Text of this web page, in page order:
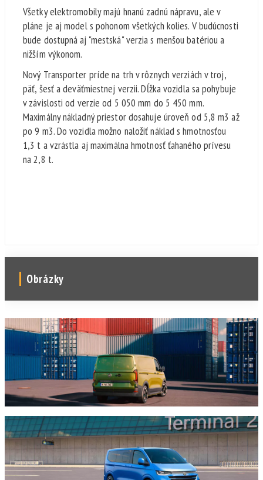
Všetky elektromobily majú hnanú zadnú nápravu, ale v
pláne je aj model s pohonom všetkých kolies. V budúcnosti
bude dostupná aj "mestská" verzia s menšou batériou a
nižším výkonom.
Nový Transporter príde na trh v rôznych verziách v troj,
päť, šesť a deväťmiestnej verzii. Dĺžka vozidla sa pohybuje
v závislosti od verzie od 5 050 mm do 5 450 mm.
Maximálny nákladný priestor dosahuje úroveň od 5,8 m3 až
po 9 m3. Do vozidla možno naložiť náklad s hmotnosťou
1,3 t a vzrástla aj maximálna hmotnosť ťahaného prívesu
na 2,8 t.
Obrázky